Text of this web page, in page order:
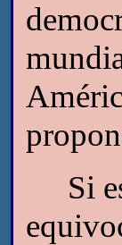
Si